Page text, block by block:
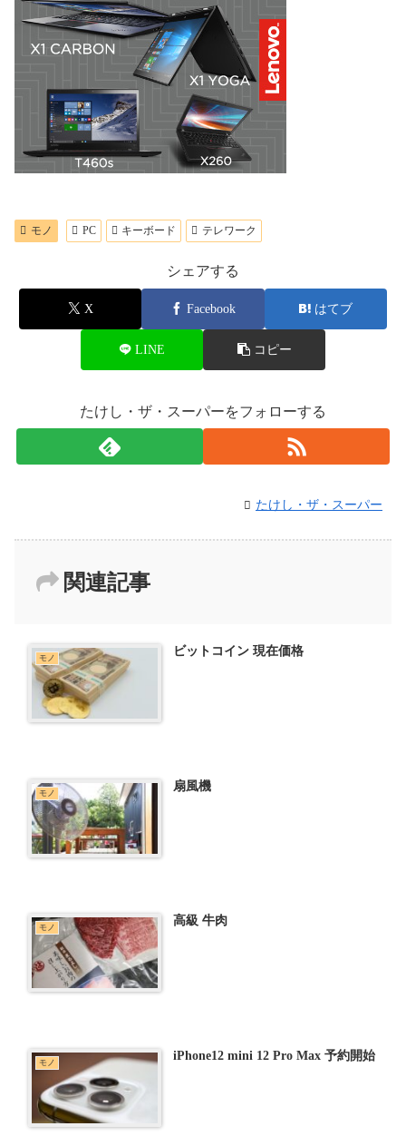
モノ PC キーボード テレワーク
シェアする
X Facebook はてブ
LINE コピー
たけし・ザ・スーパーをフォローする
たけし・ザ・スーパー
関連記事
モノ ビットコイン 現在価格
モノ 扇風機
モノ 高級 牛肉
モノ iPhone12 mini 12 Pro Max 予約開始